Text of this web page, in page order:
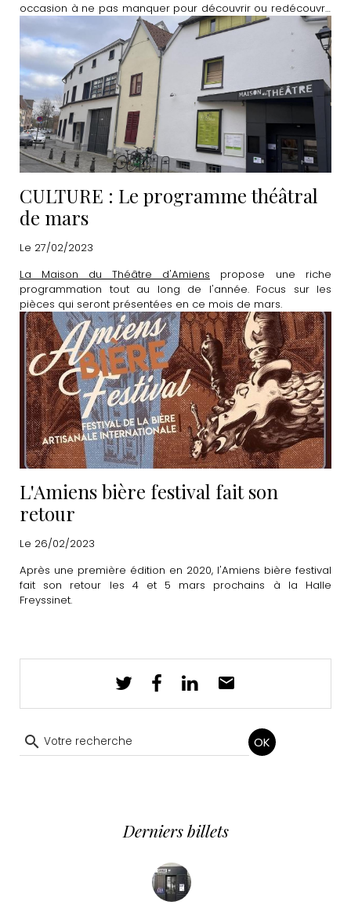
occasion à ne pas manquer pour découvrir ou redécouvrir
de nombreux lieux emblématiques de la Somme.
CULTURE : Le programme théâtral
de mars
Le 27/02/2023
La Maison du Théâtre d'Amiens propose une riche
programmation tout au long de l'année. Focus sur les
pièces qui seront présentées en ce mois de mars.
L'Amiens bière festival fait son
retour
Le 26/02/2023
Après une première édition en 2020, l'Amiens bière festival
fait son retour les 4 et 5 mars prochains à la Halle
Freyssinet.
OK
Derniers billets